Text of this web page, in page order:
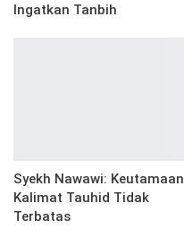
Ingatkan Tanbih
Syekh Nawawi: Keutamaan
Kalimat Tauhid Tidak
Terbatas